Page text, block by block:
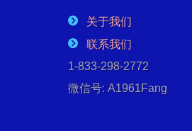
关于我们
联系我们
1-833-298-2772
微信号: A1961Fang